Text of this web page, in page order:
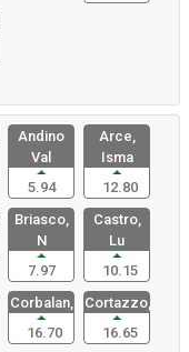
Andino
Val
5.94
Arce,
Isma
12.80
Briasco,
N
7.97
Castro,
Lu
10.15
Corbalan,
16.70
Cortazzo,
16.65